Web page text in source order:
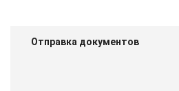
Отправка документов